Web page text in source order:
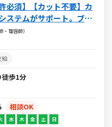
必須】【カット不要】カ
ステムがサポート。ブラ
始めやすいカラー専門店
理容師）
給
徒歩1分
相談OK
水 木 金 土 日